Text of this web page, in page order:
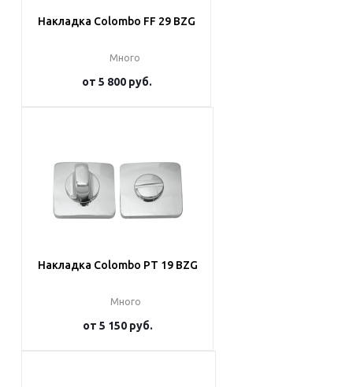
Накладка Colombo FF 29 BZG
Много
от 5 800 руб.
Накладка Colombo PT 19 BZG
Много
от 5 150 руб.